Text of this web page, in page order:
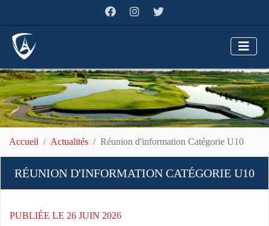
Accueil Actualités Réunion d'information Catégorie U10
RÉUNION D'INFORMATION CATÉGORIE U10
PUBLIÉE LE 26 JUIN 2026